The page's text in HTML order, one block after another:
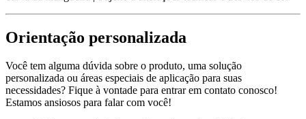
Orientação personalizada
Você tem alguma dúvida sobre o produto, uma solução
personalizada ou áreas especiais de aplicação para suas
necessidades? Fique à vontade para entrar em contato conosco!
Estamos ansiosos para falar com você!